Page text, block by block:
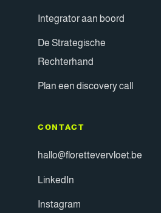
Integrator aan boord
De Strategische
Rechterhand
Plan een discovery call
CONTACT
hallo@florettevervloet.be
LinkedIn
Instagram